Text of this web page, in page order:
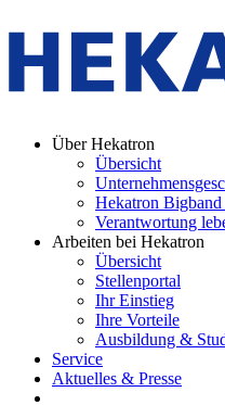
Über Hekatron
Übersicht
Hekatron
Verantwortung
Arbeiten bei Hekatron
Übersicht
Stellenportal
Ihr Einstieg
Ihre Vorteile
Ausbildung &
Service
Aktuelles & Presse